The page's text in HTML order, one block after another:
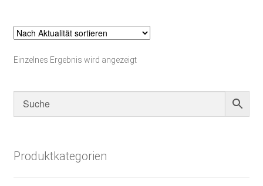
Einzelnes Ergebnis wird angezeigt
Produktkategorien